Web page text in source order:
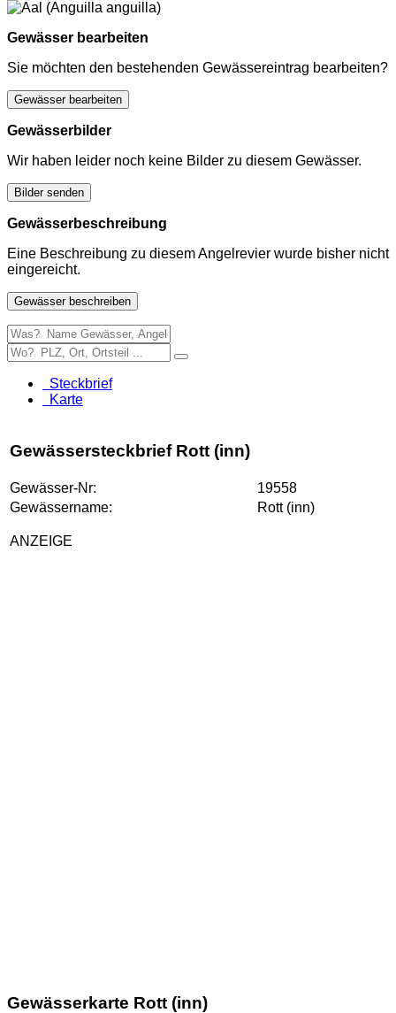
Gewässer bearbeiten
Sie möchten den bestehenden Gewässereintrag bearbeiten?
Gewässer bearbeiten
Gewässerbilder
Wir haben leider noch keine Bilder zu diesem Gewässer.
Bilder senden
Gewässerbeschreibung
Eine Beschreibung zu diesem Angelrevier wurde bisher nicht
eingereicht.
Gewässer beschreiben
Steckbrief
Karte
Gewässersteckbrief Rott (inn)
Gewässer-Nr:
19558
Gewässername:
Rott (inn)
ANZEIGE
Gewässerkarte Rott (inn)